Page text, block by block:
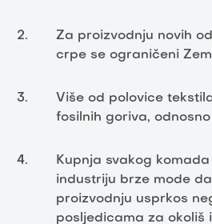
Za proizvodnju novih
crpe se ograničeni
Više od polovice
fosilnih goriva,
Kupnja svakog
industriju brze mode
proizvodnju usprkos
posljedicama za okoliš